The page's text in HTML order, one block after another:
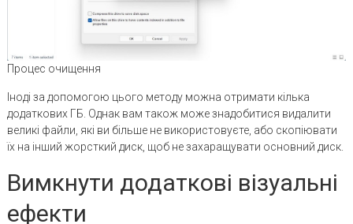
Процес очищення
Іноді за допомогою цього методу можна отримати кілька
додаткових ГБ. Однак вам також може знадобитися видалити
великі файли, які ви більше не використовуєте, або скопіювати
їх на інший жорсткий диск, щоб не захаращувати основний диск.
Вимкнути додаткові візуальні
ефекти